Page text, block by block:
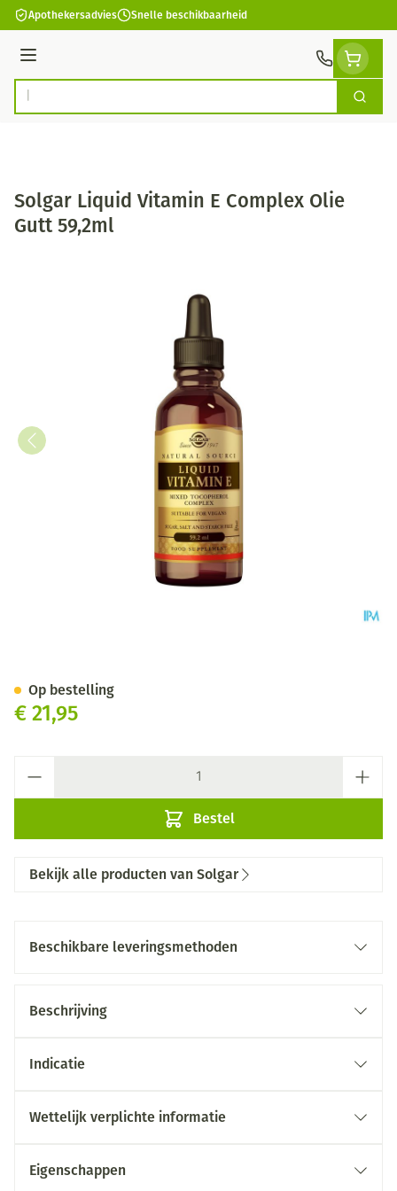
Ga naar de inhoud
Apothekersadvies Snelle beschikbaarheid
Menu
Product, merk, categorie... Zoek
Solgar Liquid Vitamin E Complex Olie
Gutt 59,2ml
€ 21,95
Bestel
Op bestelling
Bekijk alle producten van Solgar
Beschikbare leveringsmethoden
Beschrijving
Indicatie
Wettelijk verplichte informatie
Eigenschappen